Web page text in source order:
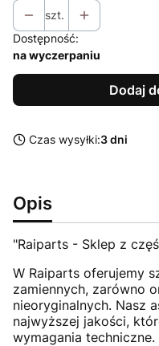
szt.
Dostępność:
na wyczerpaniu
Dodaj
Czas wysyłki:3 dni
Opis
"Raiparts - Sklep z
W Raiparts oferujemy
zamiennych, zarówno
nieoryginalnych. Nasz
najwyższej jakości,
wymagania techniczne.